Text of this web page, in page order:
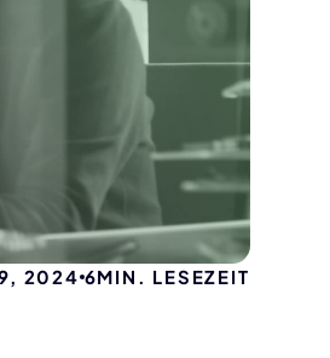
2024 6MIN. LESEZEIT